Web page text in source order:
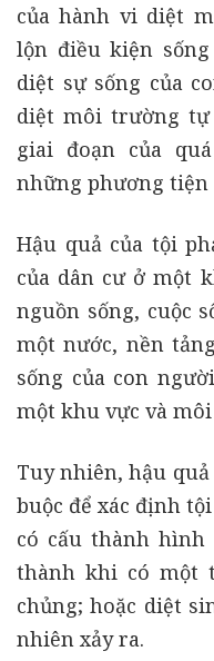
của hành vi diệt
lộn điều kiện
diệt sự sống của
diệt môi trường
giai đoạn của
những phương tiện
Hậu quả của tội
của dân cư ở một
nguồn sống, cuộc
một nước, nền
sống của con
một khu vực và
Tuy nhiên, hậu
buộc để xác định
có cấu thành
thành khi có một
chủng; hoặc diệt
nhiên xảy ra.